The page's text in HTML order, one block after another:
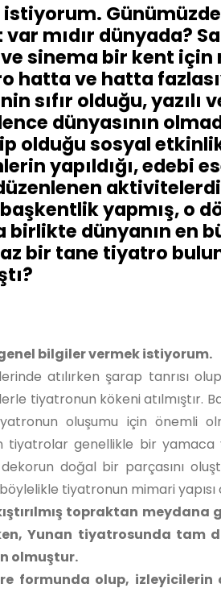
mıdır dünyada?
sinema bir kent için
hatta ve hatta
sıfır olduğu, yazılı
dünyasının
olduğu sosyal
yapıldığı, edebi
yapmış, o
birlikte dünyanın en
bir tane tiyatro
bilgiler vermek istiyorum.
atılırken şarap tanrısı
tiyatronun kökeni atılmıştır.
oluşumu için önemli
tiyatrolar genellikle bir yamaca
dekorun doğal bir parçasını
tiyatronun mimari yapısı
topraktan meydana
Yunan tiyatrosunda tam
olmuştur.
formunda olup,